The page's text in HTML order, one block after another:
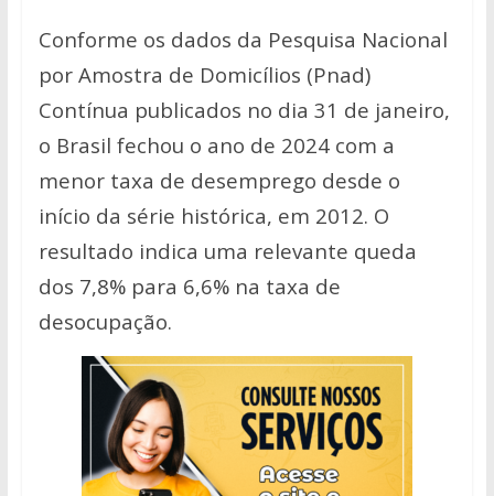
p k k
Conforme os dados da Pesquisa Nacional
por Amostra de Domicílios (Pnad)
Contínua publicados no dia 31 de janeiro,
o Brasil fechou o ano de 2024 com a
menor taxa de desemprego desde o
início da série histórica, em 2012. O
resultado indica uma relevante queda
dos 7,8% para 6,6% na taxa de
desocupação.